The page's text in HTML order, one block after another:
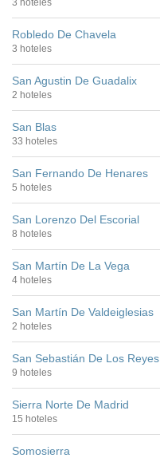
3 hoteles
Robledo De Chavela
3 hoteles
San Agustin De Guadalix
2 hoteles
San Blas
33 hoteles
San Fernando De Henares
5 hoteles
San Lorenzo Del Escorial
8 hoteles
San Martín De La Vega
4 hoteles
San Martín De Valdeiglesias
2 hoteles
San Sebastián De Los Reyes
9 hoteles
Sierra Norte De Madrid
15 hoteles
Somosierra